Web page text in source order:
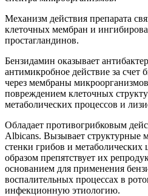
Механизм действия препарата
клеточных мембран и
простагландинов.
Бензидамин оказывает
антимикробное действие за счет
через мембраны
повреждением клеточных
метаболических процессов и
Обладает противогрибковым
Albicans. Вызывает структурные
стенки грибов и
образом препятствует их
основанием для применения
воспалительных процессах в
инфекционную этиологию.